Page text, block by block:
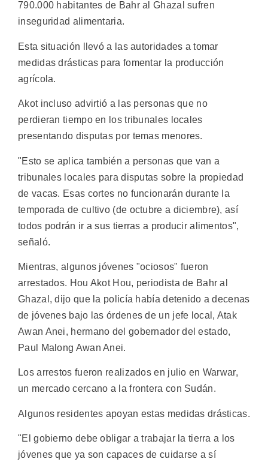
790.000 habitantes de Bahr al Ghazal sufren
inseguridad alimentaria.
Esta situación llevó a las autoridades a tomar
medidas drásticas para fomentar la producción
agrícola.
Akot incluso advirtió a las personas que no
perdieran tiempo en los tribunales locales
presentando disputas por temas menores.
"Esto se aplica también a personas que van a
tribunales locales para disputas sobre la propiedad
de vacas. Esas cortes no funcionarán durante la
temporada de cultivo (de octubre a diciembre), así
todos podrán ir a sus tierras a producir alimentos",
señaló.
Mientras, algunos jóvenes "ociosos" fueron
arrestados. Hou Akot Hou, periodista de Bahr al
Ghazal, dijo que la policía había detenido a decenas
de jóvenes bajo las órdenes de un jefe local, Atak
Awan Anei, hermano del gobernador del estado,
Paul Malong Awan Anei.
Los arrestos fueron realizados en julio en Warwar,
un mercado cercano a la frontera con Sudán.
Algunos residentes apoyan estas medidas drásticas.
"El gobierno debe obligar a trabajar la tierra a los
jóvenes que ya son capaces de cuidarse a sí